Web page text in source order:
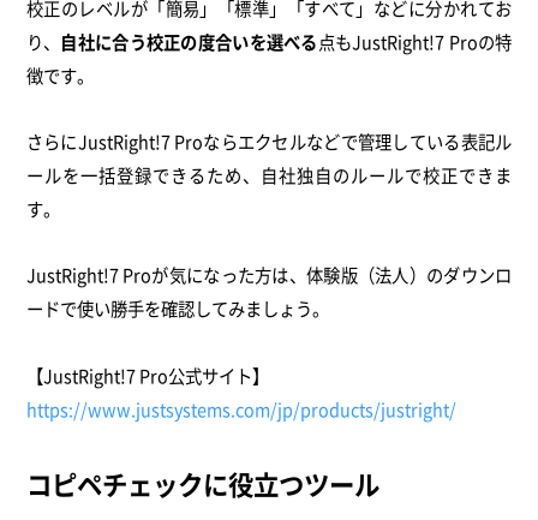
校正のレベルが「簡易」「標準」「すべて」などに分かれてお
り、 自社に合う校正の度合いを選べる点もJustRight!7 Proの特
徴です。
さらにJustRight!7 Proならエクセルなどで管理している表記ル
ールを一括登録できるため、自社独自のルールで校正できま
す。
JustRight!7 Proが気になった方は、体験版（法人）のダウンロ
ードで使い勝手を確認してみましょう。
【JustRight!7 Pro公式サイト】
https://www.justsystems.com/jp/products/justright/
コピペチェックに役立つツール